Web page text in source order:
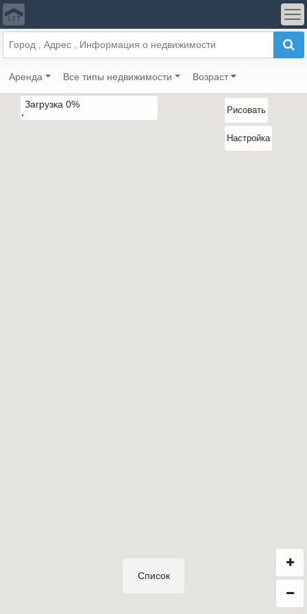
Аренда Все типы недвижимости Возраст
Рисовать
Настройка
Загрузка 0%
Список